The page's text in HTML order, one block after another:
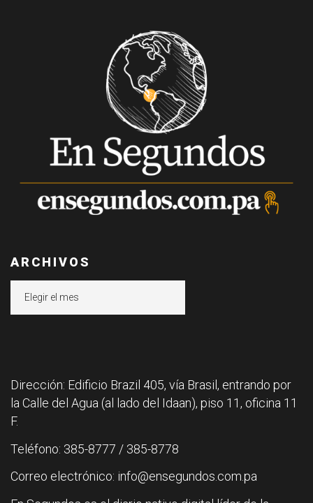
ARCHIVOS
Dirección: Edificio Brazil 405, vía Brasil, entrando por
la Calle del Agua (al lado del Idaan), piso 11, oficina 11
F.
Teléfono: 385-8777 / 385-8778
Correo electrónico: info@ensegundos.com.pa